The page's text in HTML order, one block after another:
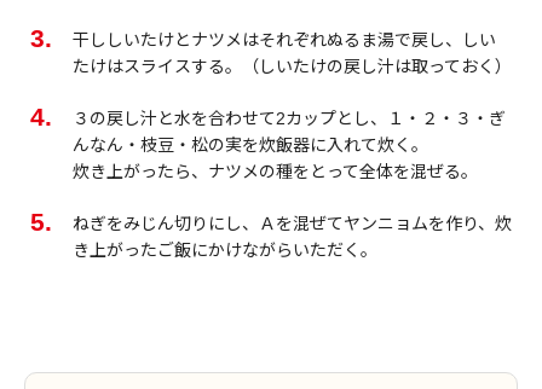
干ししいたけとナツメはそれぞれぬるま湯で戻し、しい
たけはスライスする。（しいたけの戻し汁は取っておく）
３の戻し汁と水を合わせて2カップとし、１・２・３・ぎ
んなん・枝豆・松の実を炊飯器に入れて炊く。
炊き上がったら、ナツメの種をとって全体を混ぜる。
ねぎをみじん切りにし、Ａを混ぜてヤンニョムを作り、炊
き上がったご飯にかけながらいただく。